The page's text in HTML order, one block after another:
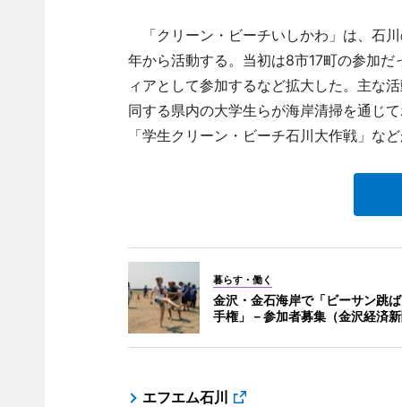
「クリーン・ビーチいしかわ」は、石
年から活動する。当初は8市17町の参加
ィアとして参加するなど拡大した。主な
同する県内の大学生らが海岸清掃を通じ
「学生クリーン・ビーチ石川大作戦」など
暮らす・働く
金沢・金石海岸で「ビーサン跳
手権」－参加者募集（金沢経済新
エフエム石川